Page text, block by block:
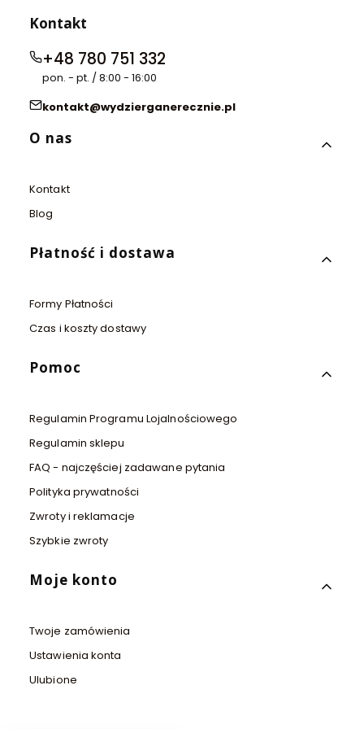
Kontakt
+48 780 751 332
pon. - pt. / 8:00 - 16:00
kontakt@wydzierganerecznie.pl
Linki w stopce
O nas
Kontakt
Blog
Płatność i dostawa
Formy Płatności
Czas i koszty dostawy
Pomoc
Regulamin Programu Lojalnościowego
Regulamin sklepu
FAQ - najczęściej zadawane pytania
Polityka prywatności
Zwroty i reklamacje
Szybkie zwroty
Moje konto
Twoje zamówienia
Ustawienia konta
Ulubione